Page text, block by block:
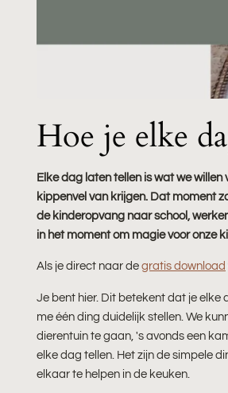
Hoe je elke
Elke dag laten tellen is wat we
kippenvel van krijgen. Dat moment
de kinderopvang naar school,
in het moment om magie voor onze
Als je direct naar degratis download
Je bent hier. Dit betekent dat je elke
me één ding duidelijk stellen. We
dierentuin te gaan, 's avonds een
elke dag tellen. Het zijn de simpele
elkaar te helpen in de keuken.